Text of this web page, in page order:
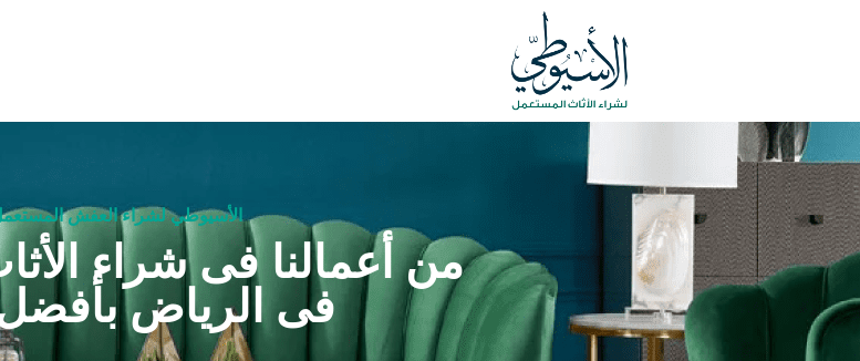
الأسيوطي لشراء العفش
من أعمالنا فى شراء
فى الرياض